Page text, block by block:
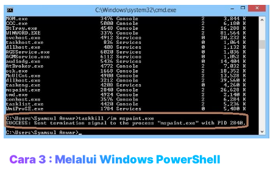
Cara 3 : Melalui Windows PowerShell